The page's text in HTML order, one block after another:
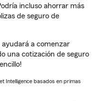
incluso ahorrar más
de seguro de
ayudará a comenzar
una cotización de seguro
Intelligence basados en primas